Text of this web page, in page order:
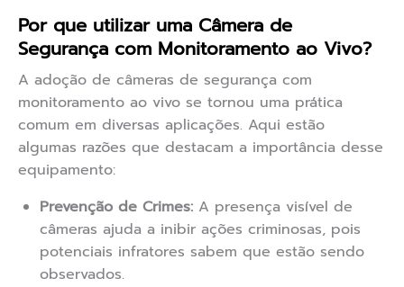
Por que utilizar uma Câmera de
Segurança com Monitoramento ao Vivo?
A adoção de câmeras de segurança com
monitoramento ao vivo se tornou uma prática
comum em diversas aplicações. Aqui estão
algumas razões que destacam a importância desse
equipamento:
Prevenção de Crimes: A presença visível de
câmeras ajuda a inibir ações criminosas, pois
potenciais infratores sabem que estão sendo
observados.